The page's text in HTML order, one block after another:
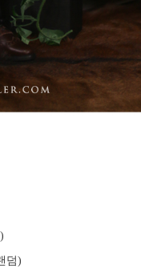
덤)